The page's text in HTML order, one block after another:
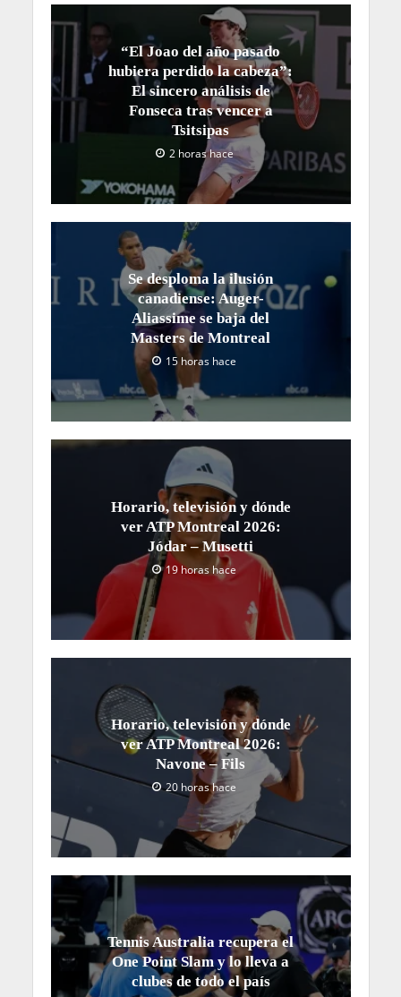
“El Joao del año pasado
hubiera perdido la cabeza”:
El sincero análisis de
Fonseca tras vencer a
Tsitsipas
2 horas hace
Se desploma la ilusión
canadiense: Auger-
Aliassime se baja del
Masters de Montreal
15 horas hace
Horario, televisión y dónde
ver ATP Montreal 2026:
Jódar – Musetti
19 horas hace
Horario, televisión y dónde
ver ATP Montreal 2026:
Navone – Fils
20 horas hace
Tennis Australia recupera el
One Point Slam y lo lleva a
clubes de todo el país